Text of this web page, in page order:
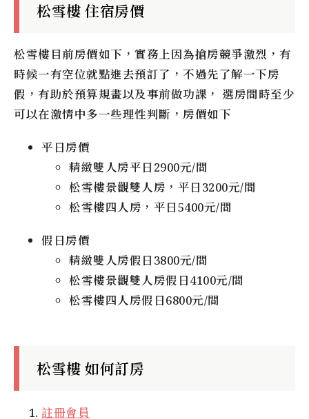
松雪樓 住宿房價
松雪樓目前房價如下，實務上因為搶房競爭激烈，有
時候一有空位就點進去預訂了，不過先了解一下房
假，有助於預算規畫以及事前做功課， 選房間時至少
可以在激情中多一些理性判斷，房價如下
平日房價
精緻雙人房平日2900元/間
松雪樓景觀雙人房，平日3200元/間
松雪樓四人房，平日5400元/間
假日房價
精緻雙人房假日3800元/間
松雪樓景觀雙人房假日4100元/間
松雪樓四人房假日6800元/間
松雪樓 如何訂房
註冊會員